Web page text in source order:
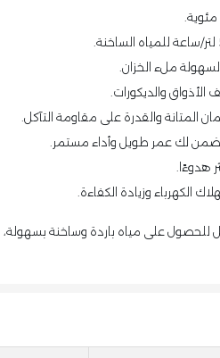
ملء الخزان.
والديكورات.
المتانة والقدرة على مقاومة التآكل.
تضمن لك عمر طويل وأداء مستمر.
هدوءًا.
الكهرباء وزيادة الكفاءة.
للحصول على مياه باردة وساخنة